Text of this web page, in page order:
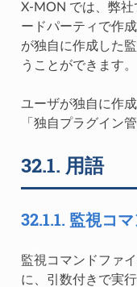
X-MON では、弊
ードパーティで作
が独自に作成した
うことができます。
ユーザが独自に作
「独自プラグイン
32.1. 用語
32.1.1. 監視コ
監視コマンドファ
に、引数付きで実行